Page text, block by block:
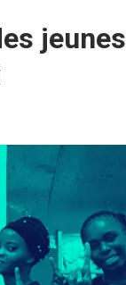
jeunes